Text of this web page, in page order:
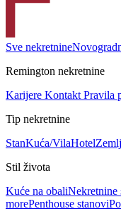
Sve nekretnine
Remington nekretnine
Karijere Kontakt Pravila
Tip nekretnine
StanKuća/VilaHotel
Stil života
Kuće na obaliNekretnine
morePenthouse stanovi